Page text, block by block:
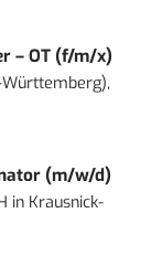
– OT (f/m/x)
Württemberg),
(m/w/d)
in Krausnick-